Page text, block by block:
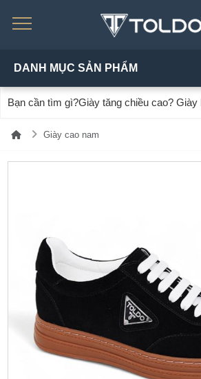
DANH MỤC SẢN PHẨM
Giày cao nam